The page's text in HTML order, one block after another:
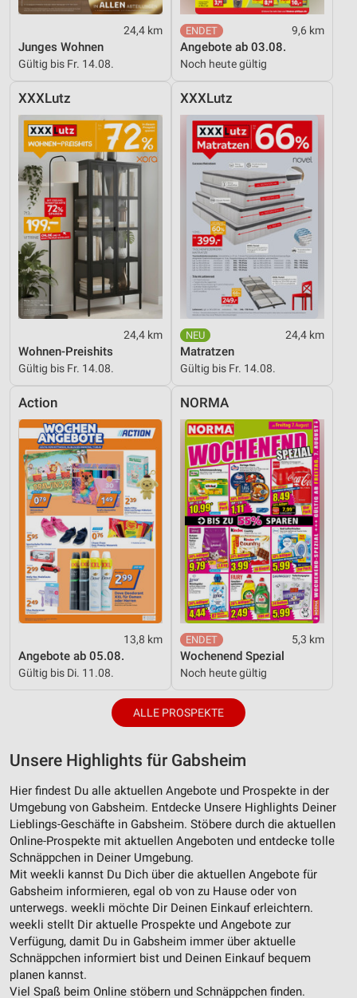
24,4 km
Junges Wohnen
Gültig bis Fr. 14.08.
9,6 km
Angebote ab 03.08.
Noch heute gültig
XXXLutz
24,4 km
Wohnen-Preishits
Gültig bis Fr. 14.08.
XXXLutz
24,4 km
Matratzen
Gültig bis Fr. 14.08.
Action
13,8 km
Angebote ab 05.08.
Gültig bis Di. 11.08.
NORMA
5,3 km
Wochenend Spezial
Noch heute gültig
ALLE PROSPEKTE
Unsere Highlights für Gabsheim
Hier findest Du alle aktuellen Angebote und Prospekte in der
Umgebung von Gabsheim. Entdecke Unsere Highlights Deiner
Lieblings-Geschäfte in Gabsheim. Stöbere durch die aktuellen
Online-Prospekte mit aktuellen Angeboten und entdecke tolle
Schnäppchen in Deiner Umgebung.
Mit weekli kannst Du Dich über die aktuellen Angebote für
Gabsheim informieren, egal ob von zu Hause oder von
unterwegs. weekli möchte Dir Deinen Einkauf erleichtern.
weekli stellt Dir aktuelle Prospekte und Angebote zur
Verfügung, damit Du in Gabsheim immer über aktuelle
Schnäppchen informiert bist und Deinen Einkauf bequem
planen kannst.
Viel Spaß beim Online stöbern und Schnäppchen finden.